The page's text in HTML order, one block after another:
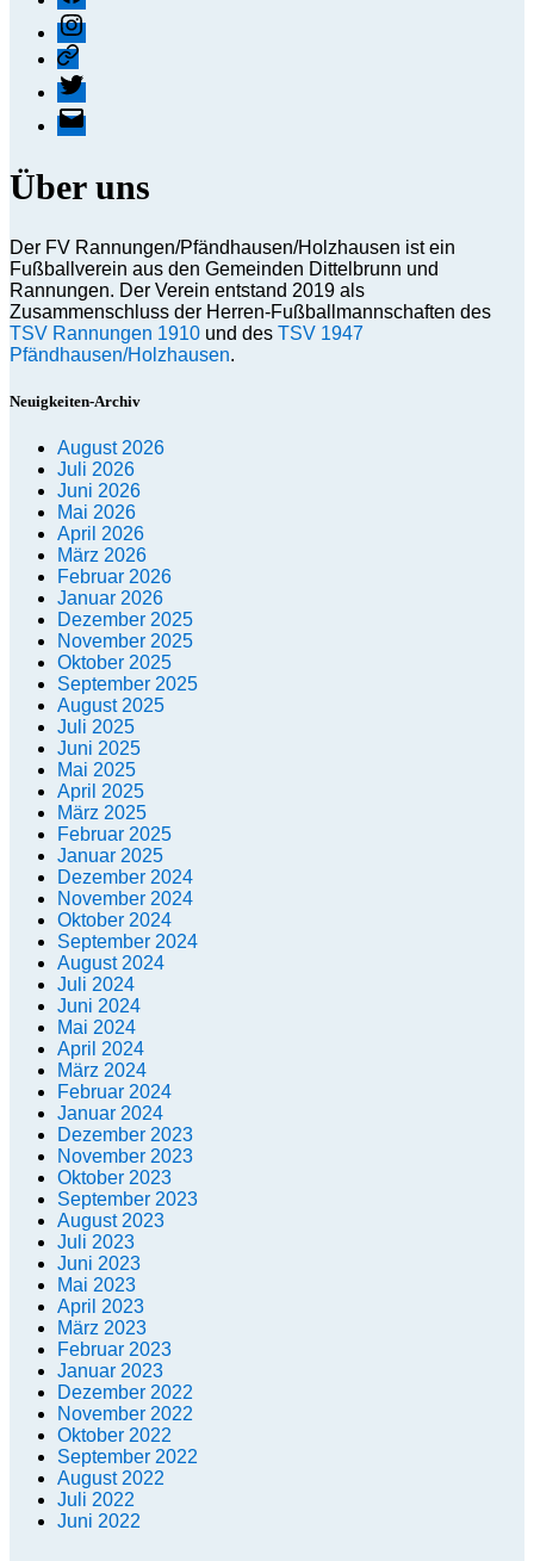
Instagram
Threads
X
E-
Mail
Über uns
Der FV Rannungen/Pfändhausen/Holzhausen ist ein
Fußballverein aus den Gemeinden Dittelbrunn und
Rannungen. Der Verein entstand 2019 als
Zusammenschluss der Herren-Fußballmannschaften des
TSV Rannungen 1910 und des TSV 1947
Pfändhausen/Holzhausen.
Neuigkeiten-Archiv
August 2026
Juli 2026
Juni 2026
Mai 2026
April 2026
März 2026
Februar 2026
Januar 2026
Dezember 2025
November 2025
Oktober 2025
September 2025
August 2025
Juli 2025
Juni 2025
Mai 2025
April 2025
März 2025
Februar 2025
Januar 2025
Dezember 2024
November 2024
Oktober 2024
September 2024
August 2024
Juli 2024
Juni 2024
Mai 2024
April 2024
März 2024
Februar 2024
Januar 2024
Dezember 2023
November 2023
Oktober 2023
September 2023
August 2023
Juli 2023
Juni 2023
Mai 2023
April 2023
März 2023
Februar 2023
Januar 2023
Dezember 2022
November 2022
Oktober 2022
September 2022
August 2022
Juli 2022
Juni 2022